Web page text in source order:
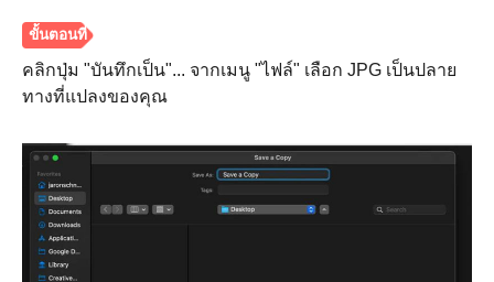
คลิกปุ่ม "บันทึกเป็น"... จากเมนู "ไฟล์" เลือก JPG เป็นปลาย
ทางที่แปลงของคุณ